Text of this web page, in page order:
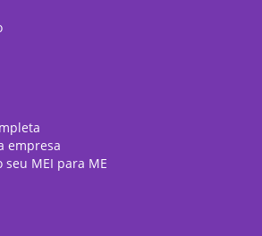
empresa
MEI para ME